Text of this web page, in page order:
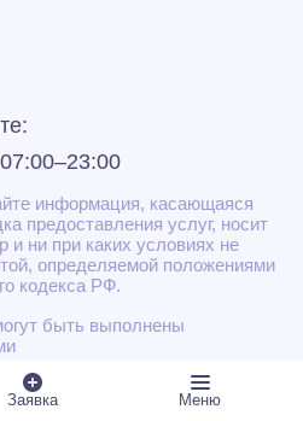
информация, касающаяся
предоставления услуг, носит
ни при каких условиях не
определяемой положениями
кодекса РФ.
быть выполнены
Заявка Меню